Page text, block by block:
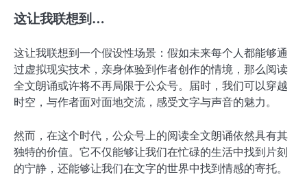
这让我联想到…
这让我联想到一个假设性场景：假如未来每个人都能够通
过虚拟现实技术，亲身体验到作者创作的情境，那么阅读
全文朗诵或许将不再局限于公众号。届时，我们可以穿越
时空，与作者面对面地交流，感受文字与声音的魅力。
然而，在这个时代，公众号上的阅读全文朗诵依然具有其
独特的价值。它不仅能够让我们在忙碌的生活中找到片刻
的宁静，还能够让我们在文字的世界中找到情感的寄托。